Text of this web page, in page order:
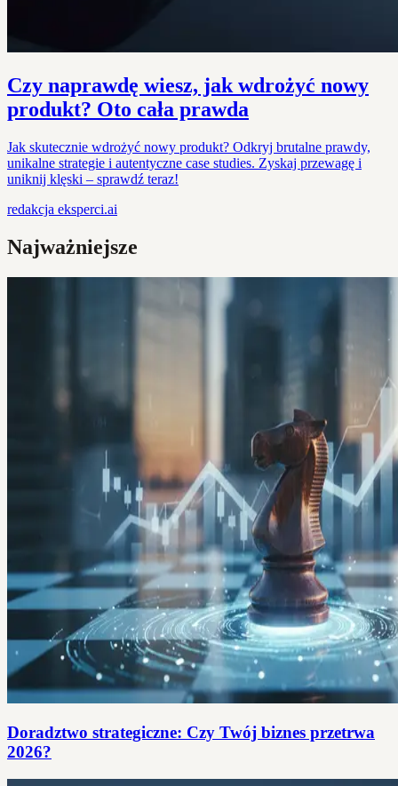
Czy naprawdę wiesz, jak wdrożyć nowy
produkt? Oto cała prawda
Jak skutecznie wdrożyć nowy produkt? Odkryj brutalne prawdy,
unikalne strategie i autentyczne case studies. Zyskaj przewagę i
uniknij klęski – sprawdź teraz!
redakcja eksperci.ai
Najważniejsze
Doradztwo strategiczne: Czy Twój biznes przetrwa
2026?